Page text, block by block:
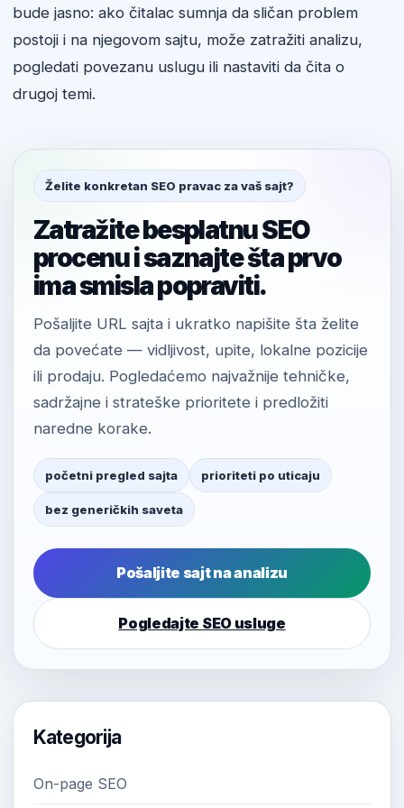
bude jasno: ako čitalac sumnja da sličan problem
postoji i na njegovom sajtu, može zatražiti analizu,
pogledati povezanu uslugu ili nastaviti da čita o
drugoj temi.
Želite konkretan SEO pravac za vaš sajt?
Zatražite besplatnu SEO
procenu i saznajte šta prvo
ima smisla popraviti.
Pošaljite URL sajta i ukratko napišite šta želite
da povećate — vidljivost, upite, lokalne pozicije
ili prodaju. Pogledaćemo najvažnije tehničke,
sadržajne i strateške prioritete i predložiti
naredne korake.
početni pregled sajta prioriteti po uticaju
bez generičkih saveta
Pošaljite sajt na analizu
Pogledajte SEO usluge
Kategorija
On-page SEO